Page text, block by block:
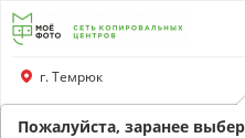
Перейти
основной
информации
г. Темрюк
Пожалуйста, заранее